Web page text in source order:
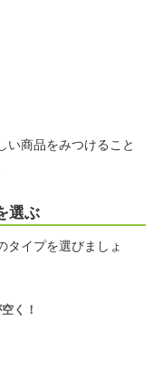
い商品をみつけること
選ぶ
タイプを選びましょ
く！